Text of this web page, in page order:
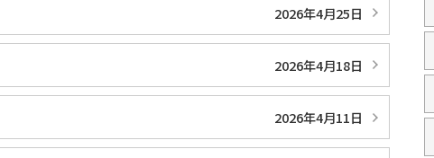
2026年4月25日
2026年4月18日
2026年4月11日